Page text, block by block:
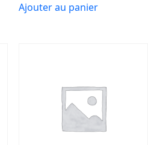
Ajouter au panier